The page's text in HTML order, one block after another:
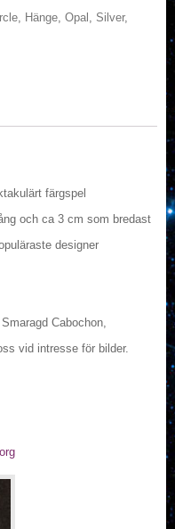
Hänge Opal Silver,
färgspel
och ca 3 cm som bredast
designer
Cabochon,
vid intresse för bilder.